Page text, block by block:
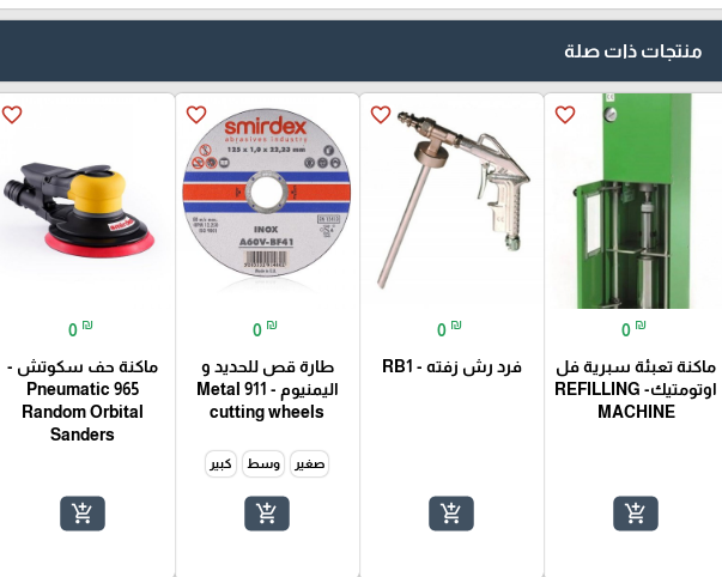
منتجات ذات صلة
favorite_border
0 ₪
ماكنة تعبئة سبرية فل
اوتومتيك- REFILLING
MACHINE
add_shopping_cart
favorite_border
0 ₪
فرد رش زفته - RB1
add_shopping_cart
favorite_border
0 ₪
طارة قص للحديد و
اليمنيوم - 911 Metal
cutting wheels
صغير وسط كبير
add_shopping_cart
favorite_border
0 ₪
ماكنة حف سكوتش -
965 Pneumatic
Random Orbital
Sanders
add_shopping_cart